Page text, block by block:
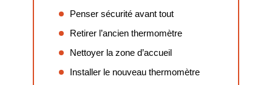
Penser sécurité avant tout
Retirer l’ancien thermomètre
Nettoyer la zone d’accueil
Installer le nouveau thermomètre